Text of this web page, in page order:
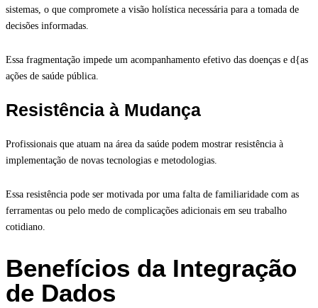
sistemas, o que compromete a visão holística necessária para a tomada de
decisões informadas.
Essa fragmentação impede um acompanhamento efetivo das doenças e d{as
ações de saúde pública.
Resistência à Mudança
Profissionais que atuam na área da saúde podem mostrar resistência à
implementação de novas tecnologias e metodologias.
Essa resistência pode ser motivada por uma falta de familiaridade com as
ferramentas ou pelo medo de complicações adicionais em seu trabalho
cotidiano.
Benefícios da Integração
de Dados